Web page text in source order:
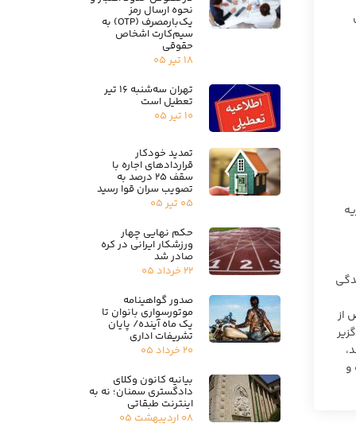
از
و
نحوه ارسال رمز
یک‌بارمصرف (OTP) به
سیم‌کارت اشخاص
حقوقی
۱۸ تیر ۰۵
تهران سه‌شنبه ۱۶ تیر
تعطیل است
۱۰ تیر ۰۵
تمدید خودکار
قراردادهای اجاره با
سقف ۲۵ درصد به
تصویب سران قوا رسید
۰۵ تیر ۰۵
حکم نهایی چهار
ورزشکار ایرانی در کره
صادر شد
۲۲ خرداد ۰۵
صدور گواهینامه
موتورسواری بانوان تا
یک ماه آینده/ پایان
تشریفات اداری
۲۰ خرداد ۰۵
بیانیه کانون وکلای
دادگستری سمنان؛ نه به
اینترنت طبقاتی
۰۸ اردیبهشت ۰۵